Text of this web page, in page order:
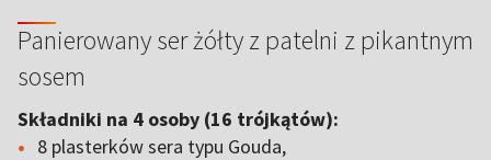
Panierowany ser żółty z patelni z pikantnym
sosem
Składniki na 4 osoby (16 trójkątów):
8 plasterków sera typu Gouda,